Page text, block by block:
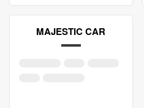
MAJESTIC CAR